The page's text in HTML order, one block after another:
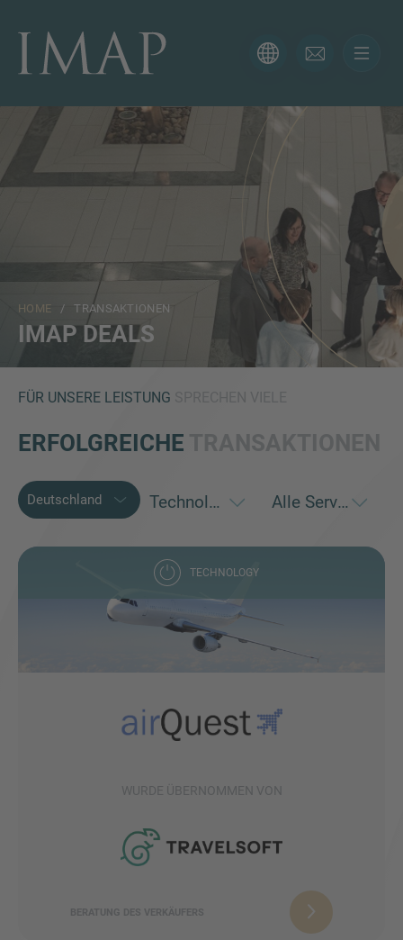
HOME / TRANSAKTIONEN
IMAP DEALS
FÜR UNSERE LEISTUNG
ERFOLGREICHE
TECHNOLOGY
WURDE ÜBERNOMMEN VON
BERATUNG DES VERKÄUFERS
KONTAKTFORMULAR
Vielen Dank für Ihr Interesse an IMAP. Bitte verwenden
Sie das folgende Formular, um uns mehr über Ihre
aktuelle Situation zu schildern, sodass sich der richtige
Berater so schnell wie möglich bei Ihnen meldet.
E-Mail
Hiermit bestätige ich, dass ich die
Datenschutzerklärung